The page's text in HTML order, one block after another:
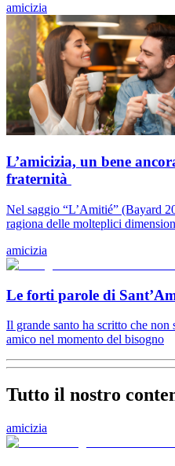
amicizia
L’amicizia, un bene
fraternità
Nel saggio “L’Amitié” (Bayard
ragiona delle molteplici
amicizia
Le forti parole di
Il grande santo ha scritto che non
amico nel momento del bisogno
Tutto il nostro
amicizia